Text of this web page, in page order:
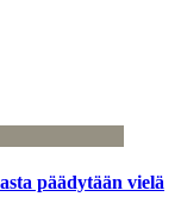
päädytään vielä